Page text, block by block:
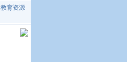
教育资源